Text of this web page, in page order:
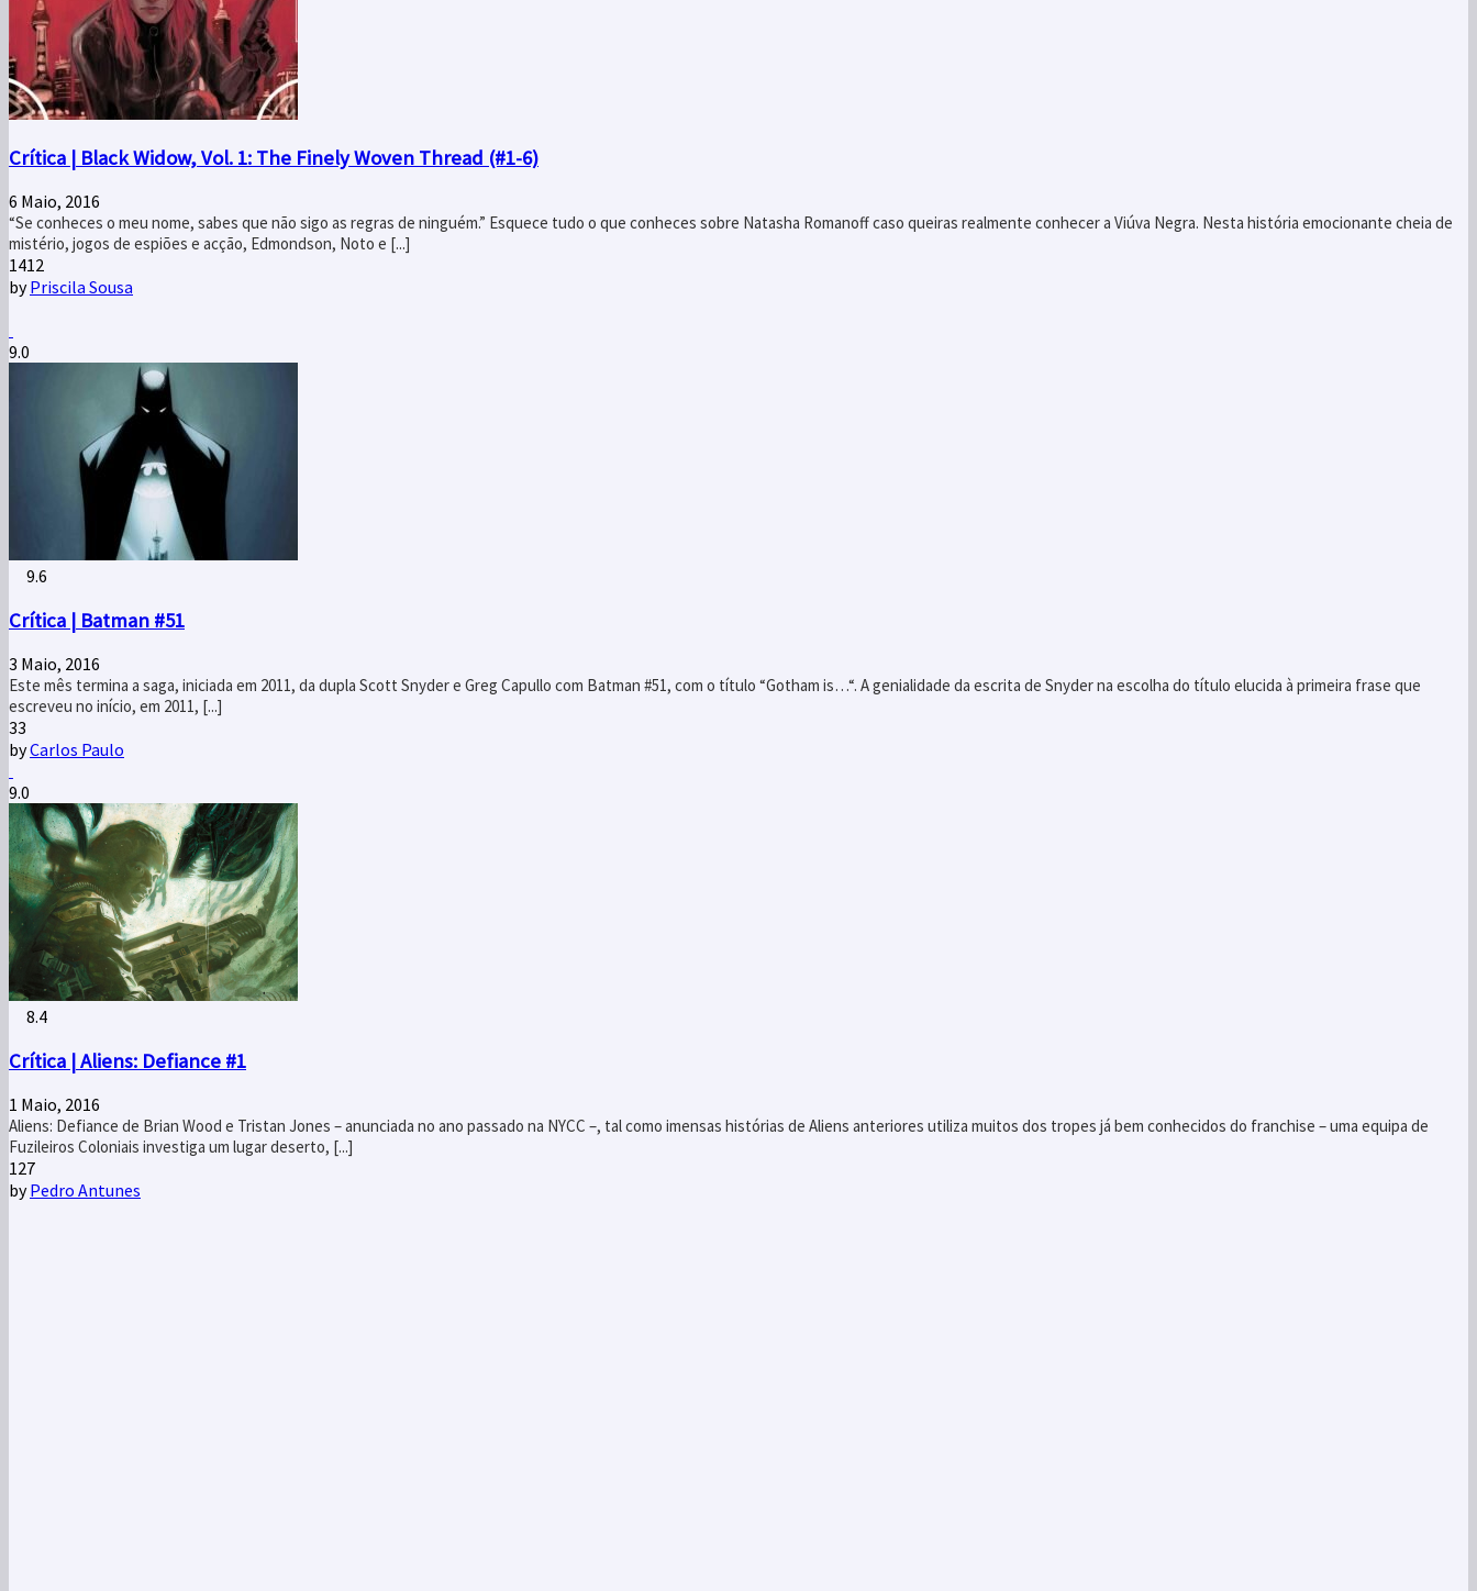
Crítica | Black Widow, Vol. 1: The Finely Woven Thread (#1-6)
6 Maio, 2016
“Se conheces o meu nome, sabes que não sigo as regras de ninguém.” Esquece tudo o que conheces sobre Natasha Romanoff caso queiras realmente conhecer a Viúva Negra. Nesta história emocionante cheia de
mistério, jogos de espiões e acção, Edmondson, Noto e [...]
1412
byPriscila Sousa
9.0
9.6
Crítica | Batman #51
3 Maio, 2016
Este mês termina a saga, iniciada em 2011, da dupla Scott Snyder e Greg Capullo com Batman #51, com o título “Gotham is…“. A genialidade da escrita de Snyder na escolha do título elucida à primeira frase que
escreveu no início, em 2011, [...]
33
byCarlos Paulo
9.0
8.4
Crítica | Aliens: Defiance #1
1 Maio, 2016
Aliens: Defiance de Brian Wood e Tristan Jones – anunciada no ano passado na NYCC –, tal como imensas histórias de Aliens anteriores utiliza muitos dos tropes já bem conhecidos do franchise – uma equipa de
Fuzileiros Coloniais investiga um lugar deserto, [...]
127
byPedro Antunes